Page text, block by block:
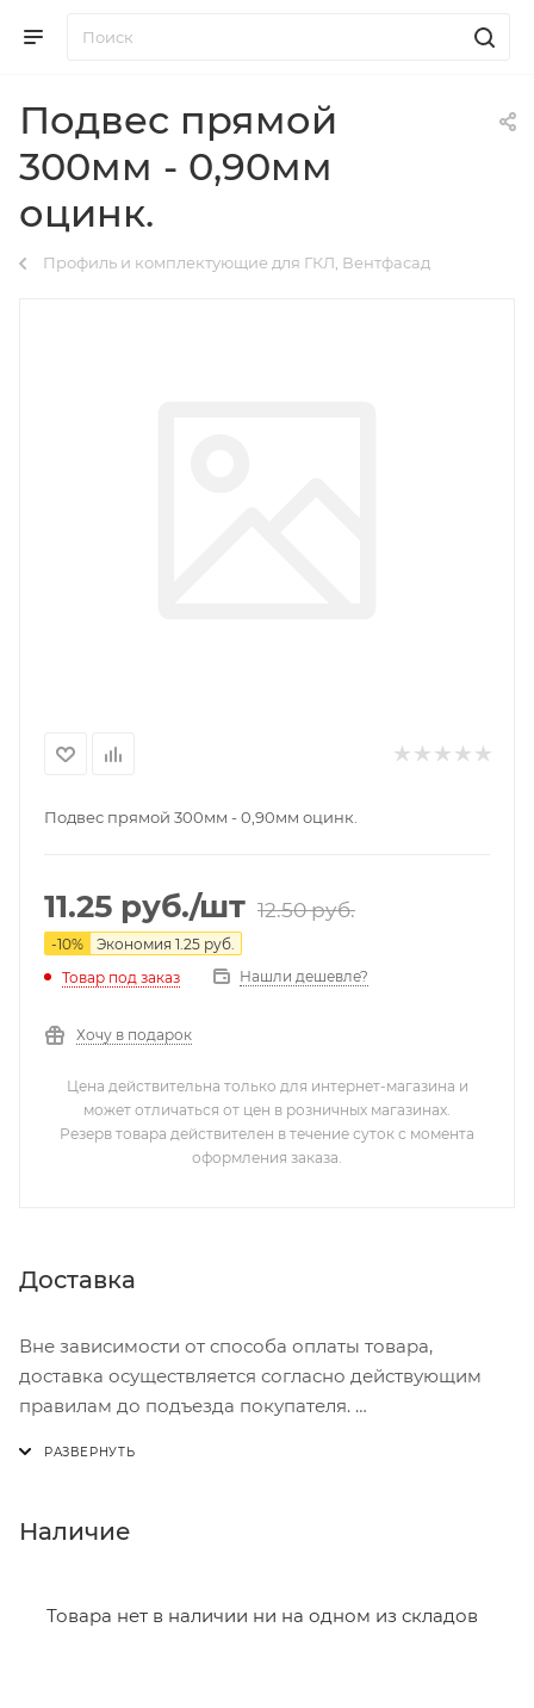
Подвес прямой
300мм - 0,90мм
оцинк.
Профиль и комплектующие для ГКЛ, Вентфасад
Подвес прямой 300мм - 0,90мм оцинк.
11.25 руб./шт 12.50руб.
-10% Экономия 1.25 руб.
Товар под заказ
Нашли дешевле?
Хочу в подарок
Цена действительна только для интернет-магазина и
может отличаться от цен в розничных магазинах.
Резерв товара действителен в течение суток с момента
оформления заказа.
Доставка
Вне зависимости от способа оплаты товара,
доставка осуществляется согласно действующим
правилам до подъезда покупателя.
В субботу с 8:00 до 15:00
- зоны доставки;
Наличие
Товара нет в наличии ни на одном из складов